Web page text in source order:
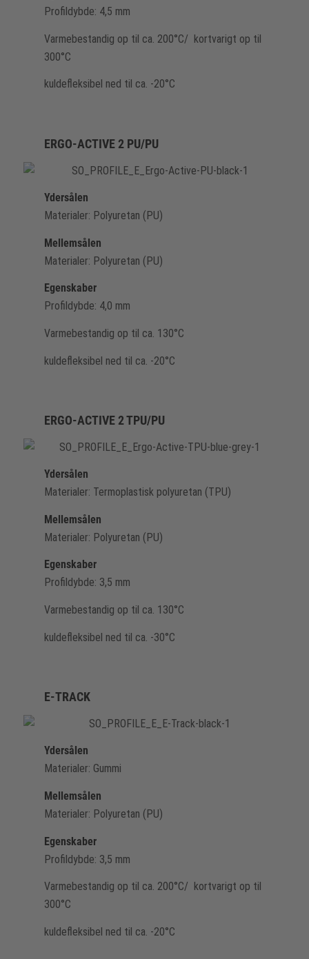
Profildybde: 4,5 mm
Varmebestandig op til ca. 200°C/ kortvarigt op til
300°C
kuldefleksibel ned til ca. -20°C
ERGO-ACTIVE 2 PU/PU
Ydersålen
Materialer: Polyuretan (PU)
Mellemsålen
Materialer: Polyuretan (PU)
Egenskaber
Profildybde: 4,0 mm
Varmebestandig op til ca. 130°C
kuldefleksibel ned til ca. -20°C
ERGO-ACTIVE 2 TPU/PU
Ydersålen
Materialer: Termoplastisk polyuretan (TPU)
Mellemsålen
Materialer: Polyuretan (PU)
Egenskaber
Profildybde: 3,5 mm
Varmebestandig op til ca. 130°C
kuldefleksibel ned til ca. -30°C
E-TRACK
Ydersålen
Materialer: Gummi
Mellemsålen
Materialer: Polyuretan (PU)
Egenskaber
Profildybde: 3,5 mm
Varmebestandig op til ca. 200°C/ kortvarigt op til
300°C
kuldefleksibel ned til ca. -20°C